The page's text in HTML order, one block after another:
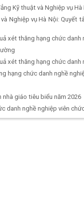
Kỹ thuật và Nghiệp vụ
Nghiệp vụ Hà Nội: Quyết
xét thăng hạng chức danh
xét thăng hạng chức danh
hạng chức danh nghề
giáo tiêu biểu năm 2026
danh nghề nghiệp viên